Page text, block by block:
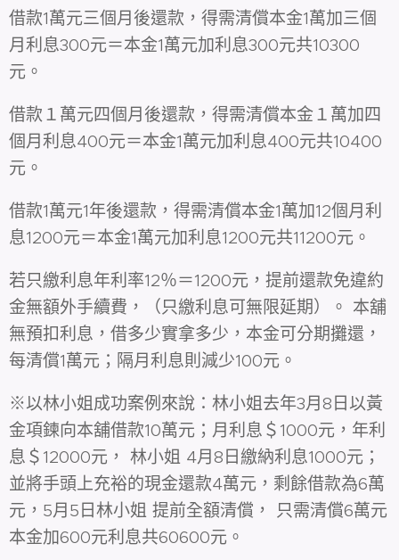
借款1萬元三個月後還款，得需清償本金1萬加三個
月利息300元＝本金1萬元加利息300元共10300
元。
借款１萬元四個月後還款，得需清償本金１萬加四
個月利息400元＝本金1萬元加利息400元共10400
元。
借款1萬元1年後還款，得需清償本金1萬加12個月利
息1200元＝本金1萬元加利息1200元共11200元。
若只繳利息年利率12％＝1200元，提前還款免違約
金無額外手續費，（只繳利息可無限延期）。 本舖
無預扣利息，借多少實拿多少，本金可分期攤還，
每清償1萬元；隔月利息則減少100元。
※以林小姐成功案例來說：林小姐去年3月8日以黃
金項鍊向本舖借款10萬元；月利息＄1000元，年利
息＄12000元， 林小姐 4月8日繳納利息1000元；
並將手頭上充裕的現金還款4萬元，剩餘借款為6萬
元，5月5日林小姐 提前全額清償， 只需清償6萬元
本金加600元利息共60600元。